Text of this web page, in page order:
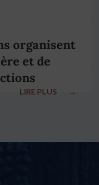
organisent
et de
LIRE PLUS →